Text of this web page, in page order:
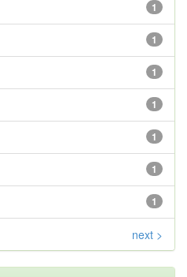
1
1
1
1
1
1
1
next >